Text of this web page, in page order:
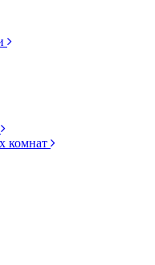
комнат